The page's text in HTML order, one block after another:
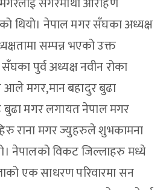
थियो। नेपाल मगर सँघका अध्यक्ष
सम्पन्न भएको उक्त
पुर्व अध्यक्ष नवीन रोका
आले मगर,मान बहादुर बुढा
मगर लगायत नेपाल मगर
राना मगर ज्युहरुले शुभकामना
नेपालको विकट जिल्लाहरु मध्ये
एक साधरण परिवारमा सन